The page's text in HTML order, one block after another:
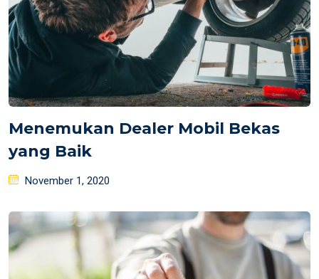
Menemukan Dealer Mobil Bekas
yang Baik
Posted
November 1, 2020